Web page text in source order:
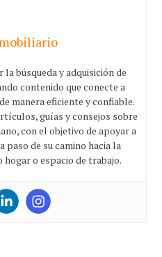
búsqueda y adquisición de
contenido que conecte a
manera eficiente y confiable.
guías y consejos sobre
con el objetivo de apoyar a
paso de su camino hacia la
hogar o espacio de trabajo.